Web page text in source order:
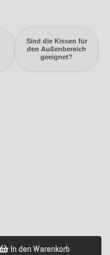
Sind die Kissen für
den Außenbereich
geeignet?
In den Warenkorb